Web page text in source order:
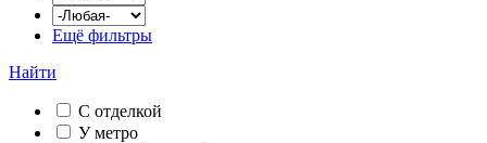
Ещё фильтры
Найти
С отделкой
У метро